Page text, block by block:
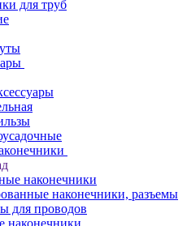
для труб
наконечники
наконечники, разъемы
для проводов
наконечники